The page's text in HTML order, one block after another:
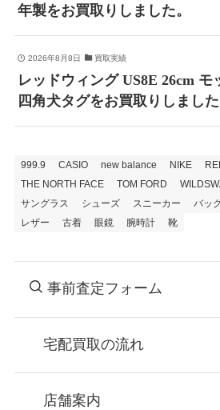
年製をお買取りしました。
2026年8月8日 買取実績
レッドウィング US8E 26cm モ
四角犬タグをお買取りしました
999.9 CASIO new balance NIKE
THE NORTH FACE
TOM FORD
サングラス
シューズ スニーカー バッ
レザー
古着 眼鏡 腕時計 靴
事前査定フォーム
宅配買取の流れ
お申込み
店舗案内